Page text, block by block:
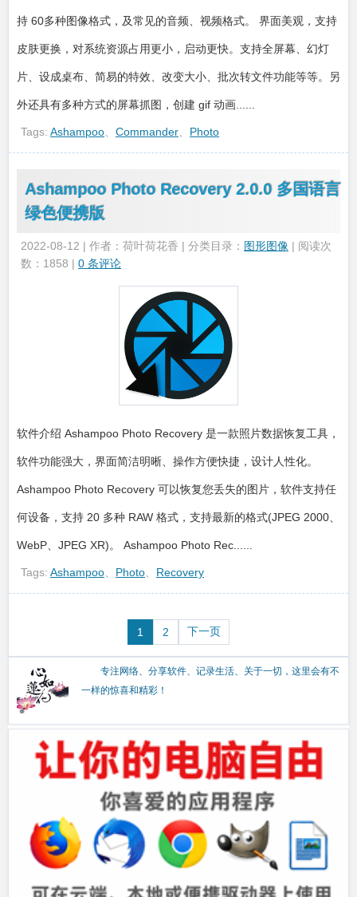
持 60多种图像格式，及常见的音频、视频格式。 界面美观，支持
皮肤更换，对系统资源占用更小，启动更快。支持全屏幕、幻灯
片、设成桌布、简易的特效、改变大小、批次转文件功能等等。另
外还具有多种方式的屏幕抓图，创建 gif 动画......
Tags: Ashampoo Commander Photo
Ashampoo Photo Recovery 2.0.0 多国语言
绿色便携版
2022-08-12 | 作者：荷叶荷花香 | 分类目录： 图形图像 | 阅读次
数：1858 | 0 条评论
软件介绍 Ashampoo Photo Recovery 是一款照片数据恢复工具，
软件功能强大，界面简洁明晰、操作方便快捷，设计人性化。
Ashampoo Photo Recovery 可以恢复您丢失的图片，软件支持任
何设备，支持 20 多种 RAW 格式，支持最新的格式(JPEG 2000、
WebP、JPEG XR)。 Ashampoo Photo Rec......
Tags: Ashampoo Photo Recovery
1 2 下一页
专注网络、分享软件、记录生活、关于一切，这里会有不
一样的惊喜和精彩！